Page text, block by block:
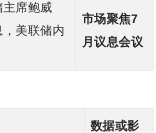
席鲍威
美联储内
市场聚焦7
月议息会议
数据或影